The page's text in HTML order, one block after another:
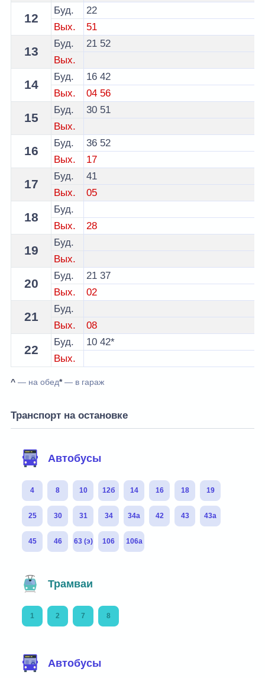
12
Буд.
22
Вых.
51
13
Буд. 21 52
Вых.
14
Буд. 16 42
Вых.
04 56
15
Буд. 30 51
Вых.
16
Буд. 36 52
Вых.
17
17
Буд.
41
Вых.
05
18
Буд.
Вых.
28
19
Буд.
Вых.
20
Буд. 21 37
Вых.
02
21
Буд.
Вых.
08
22
Буд. 10 42*
Вых.
^ — на обед*— в гараж
Транспорт на остановке
Автобусы
4 8 10 12б 14 16 18 19
25 30 31 34 34а 42 43 43а
45 46 63 (э) 106 106а
Трамваи
1 2 7 8
Автобусы